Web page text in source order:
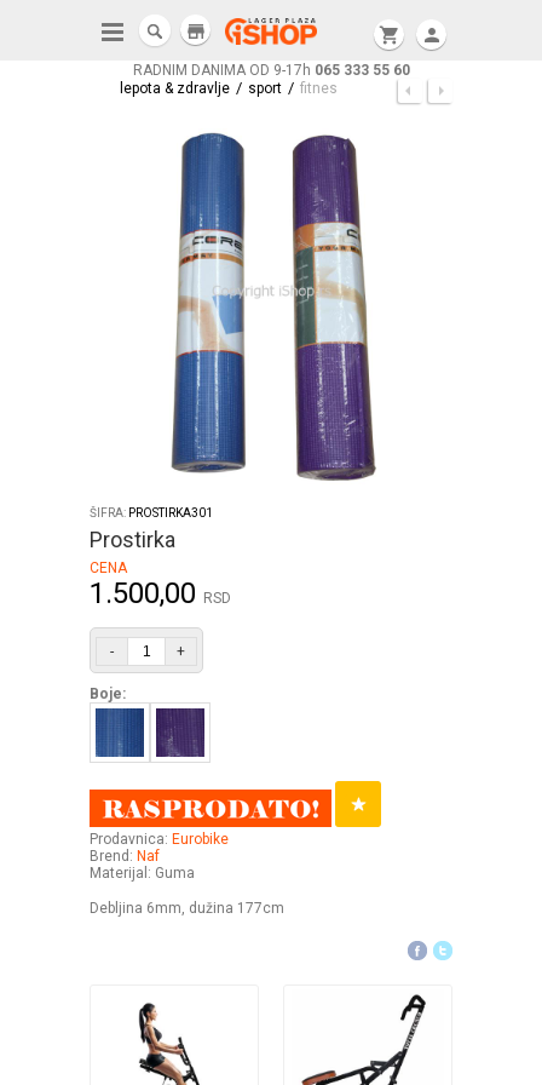
RADNIM DANIMA OD 9-17h 065 333 55 60
shopping_cart person
store
lepota & zdravlje / sport / fitnes
ŠIFRA: PROSTIRKA301
Prostirka
CENA
1.500,00 RSD
- +
Boje:
Prodavnica: Eurobike
Brend: Naf
Materijal: Guma
Debljina 6mm, dužina 177cm